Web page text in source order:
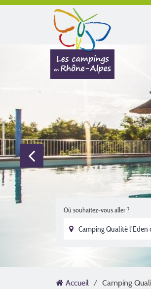
Où souhaitez-vous aller ?
Accueil Camping